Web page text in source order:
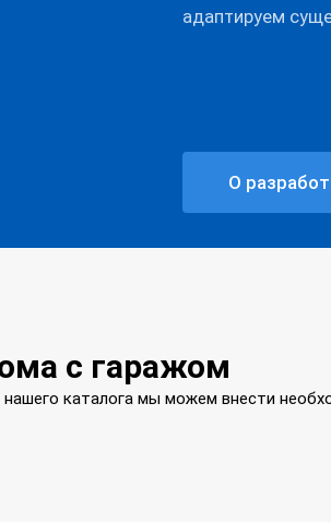
адаптируем
О
с гаражом
каталога мы можем внести